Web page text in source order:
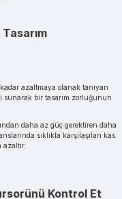
kadar azaltmaya olanak tanıyan
sunarak bir tasarım zorluğunun
daha az güç gerektiren daha
sıklıkla karşılaşılan kas
azaltır.
Kontrol Et